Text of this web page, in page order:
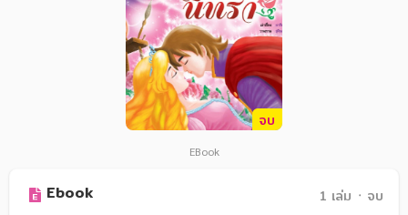
จบ
EBook
Ebook 1 เล่ม ᛫ จบ